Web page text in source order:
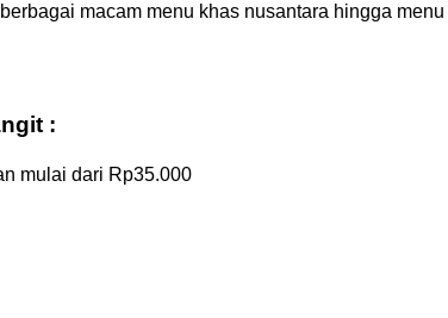
macam menu khas nusantara hingga menu
:
mulai dari Rp35.000